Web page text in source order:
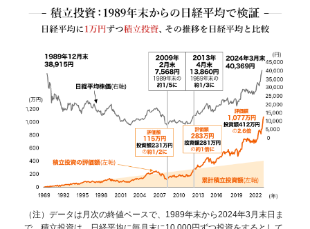
（注）データは月次の終値ベースで、1989年末から2024年3月末日ま